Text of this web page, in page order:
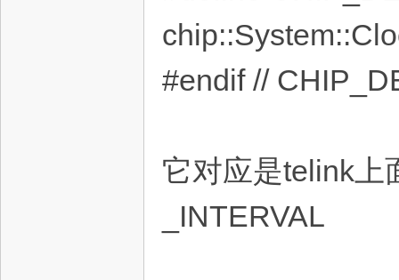
#endif //
它对应是telink上
_INTERVAL